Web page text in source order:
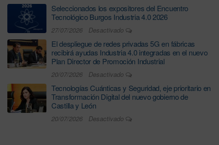
Seleccionados los expositores del Encuentro
Tecnológico Burgos Industria 4.0 2026
27/07/2026 Desactivado
El despliegue de redes privadas 5G en fábricas
recibirá ayudas Industria 4.0 integradas en el nuevo
Plan Director de Promoción Industrial
20/07/2026 Desactivado
Tecnologías Cuánticas y Seguridad, eje prioritario en
Transformación Digital del nuevo gobierno de
Castilla y León
20/07/2026 Desactivado